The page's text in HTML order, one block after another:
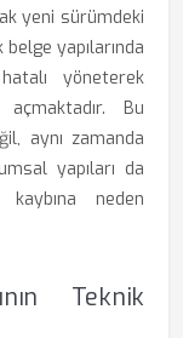
yeni sürümdeki
yapılarında
yöneterek
açmaktadır. Bu
aynı zamanda
yapıları da
neden
Teknik